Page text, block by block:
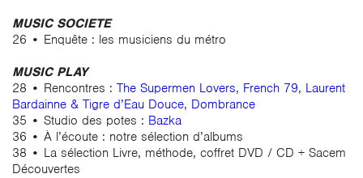
MUSIC SOCIETE
26 • Enquête : les musiciens du métro
MUSIC PLAY
28 • Rencontres : The Supermen Lovers, French 79, Laurent
Bardainne & Tigre d’Eau Douce, Dombrance
35 • Studio des potes : Bazka
36 • À l’écoute : notre sélection d’albums
38 • La sélection Livre, méthode, coffret DVD / CD + Sacem
Découvertes